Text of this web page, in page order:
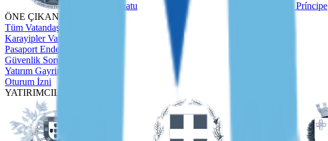
Vanuatu São Tomé and Príncipe
ÖNE ÇIKANLAR
Tüm Vatandaşlık Programları
Karayipler Vatandaşlık Rehberi
Pasaport Endeksi
Güvenlik Soruşturması
Yatırım Gayrimenkulleri
Oturum İzni
YATIRIMCILAR İÇİN